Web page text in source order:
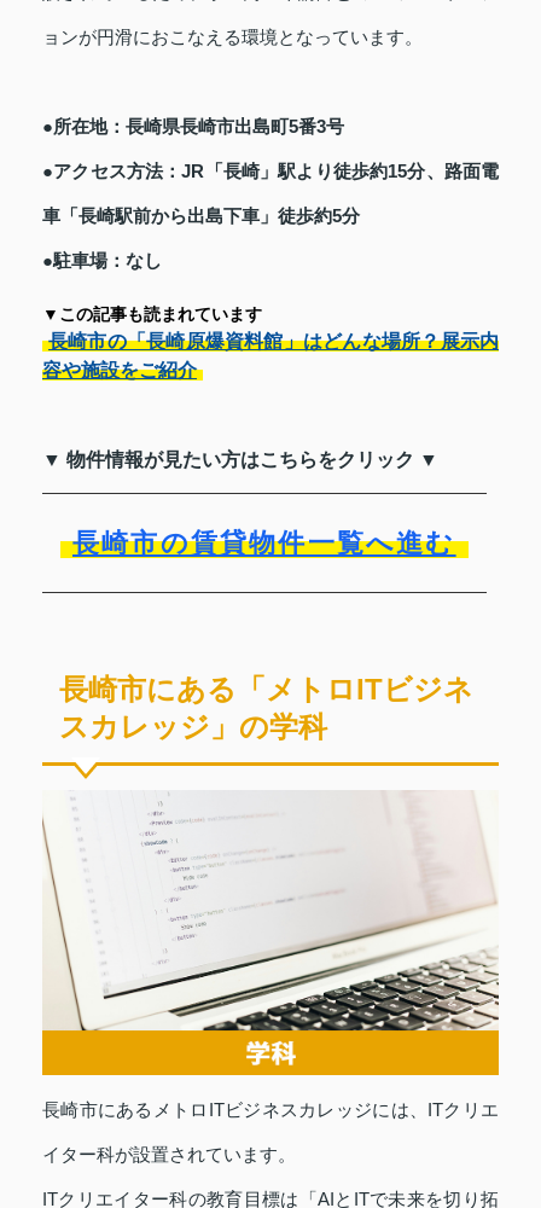
ョンが円滑におこなえる環境となっています。
●所在地：長崎県長崎市出島町5番3号
●アクセス方法：JR「長崎」駅より徒歩約15分、路面電
車「長崎駅前から出島下車」徒歩約5分
●駐車場：なし
▼この記事も読まれています
長崎市の「長崎原爆資料館」はどんな場所？展示内
容や施設をご紹介
▼ 物件情報が見たい方はこちらをクリック ▼
長崎市の賃貸物件一覧へ進む
長崎市にある「メトロITビジネ
スカレッジ」の学科
長崎市にあるメトロITビジネスカレッジには、ITクリエ
イター科が設置されています。
ITクリエイター科の教育目標は「AIとITで未来を切り拓